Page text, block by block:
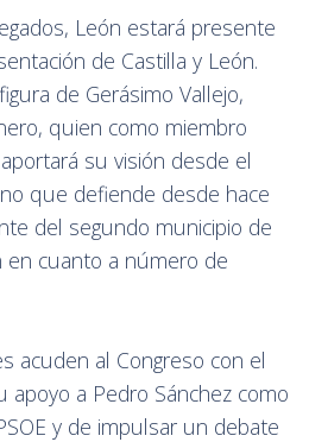
León estará presente
de Castilla y León.
de Gerásimo Vallejo,
quien como miembro
su visión desde el
que defiende desde hace
del segundo municipio de
en cuanto a número de
acuden al Congreso con el
apoyo a Pedro Sánchez como
y de impulsar un debate